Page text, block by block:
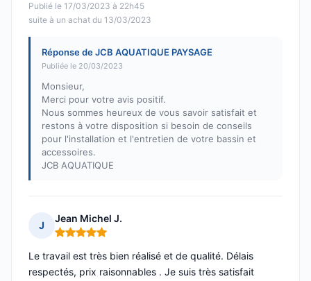
Publié le 17/03/2023 à 22h45
suite à un achat du 13/03/2023
Réponse de JCB AQUATIQUE PAYSAGE
Publiée le 20/03/2023
Monsieur,
Merci pour votre avis positif.
Nous sommes heureux de vous savoir satisfait et
restons à votre disposition si besoin de conseils
pour l'installation et l'entretien de votre bassin et
accessoires.
JCB AQUATIQUE
J
Jean Michel J.
Note : 5 sur 5
Le travail est très bien réalisé et de qualité. Délais
respectés, prix raisonnables . Je suis très satisfait